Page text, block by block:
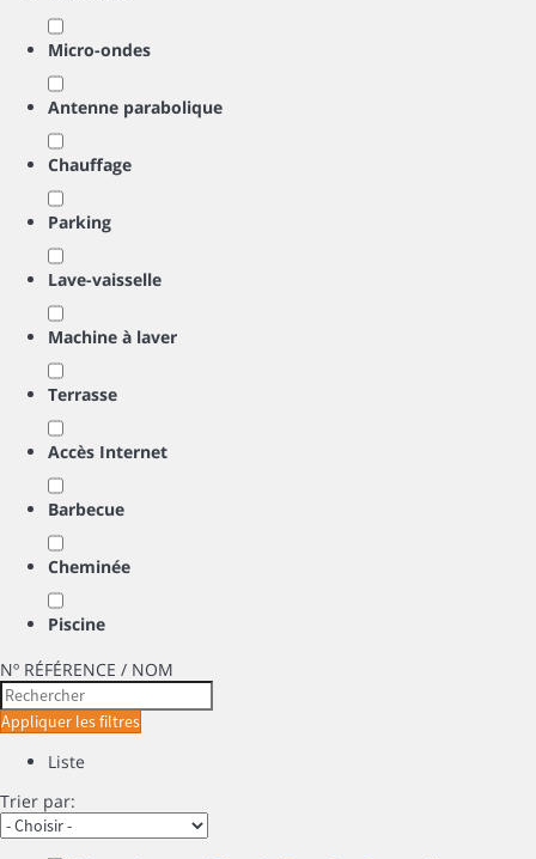
Micro-ondes
Antenne parabolique
Chauffage
Parking
Lave-vaisselle
Machine à laver
Terrasse
Accès Internet
Barbecue
Cheminée
Piscine
Nº RÉFÉRENCE / NOM
Appliquer les filtres
Liste
Trier par: